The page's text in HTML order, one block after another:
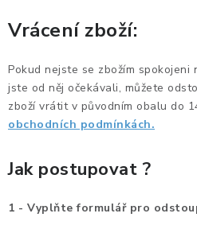
NÁDOBY NA ODPAD
SCHRÁNKY NA KLÍČE A LÉKY
DESIGN A STYL V KANCELÁŘI
ZDRAVÁ KANCELÁŘ
Vrácení zboží:
Pokud nejste se zbožím
jste od něj očekávali, můžete
zboží vrátit v původním obalu do
obchodních podmínkách.
Jak postupovat ?
1 - Vyplňte formulář pro